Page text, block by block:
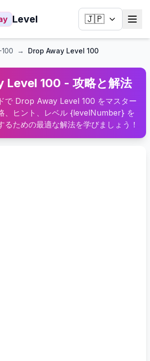
Level 🇯🇵
100 → Drop Away Level 100
Level 100 - 攻略と解法
で Drop Away Level 100 をマスター
、ヒント、レベル {levelNumber} を
るための最適な解法を学びましょう！